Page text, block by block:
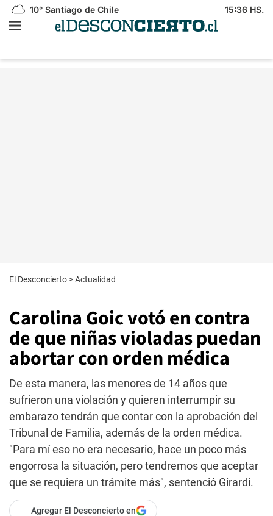
10° Santiago de Chile 15:36 HS.
El Desconcierto >Actualidad
Carolina Goic votó en contra
de que niñas violadas puedan
abortar con orden médica
De esta manera, las menores de 14 años que
sufrieron una violación y quieren interrumpir su
embarazo tendrán que contar con la aprobación del
Tribunal de Familia, además de la orden médica.
"Para mí eso no era necesario, hace un poco más
engorrosa la situación, pero tendremos que aceptar
que se requiera un trámite más", sentenció Girardi.
Agregar El Desconcierto en